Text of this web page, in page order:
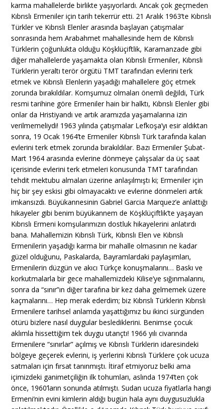
karma mahallelerde birlikte yaşıyorlardı. Ancak çok geçmeden
Kıbrıslı Ermeniler için tarih tekerrür etti. 21 Aralık 1963’te Kıbrıslı
Türkler ve Kıbrıslı Elenler arasında başlayan çatışmalar
sonrasında hem Arabahmet mahallesinde hem de Kıbrıslı
Türklerin çoğunlukta olduğu Köşklüçiftlik, Karamanzade gibi
diğer mahallelerde yaşamakta olan Kıbrıslı Ermeniler, Kıbrıslı
Türklerin yeraltı terör örgütü TMT tarafından evlerini terk
etmek ve Kıbrıslı Elenlerin yaşadığı mahallelere göç etmek
zorunda bırakıldılar. Komşumuz olmaları önemli değildi, Türk
resmi tarihine göre Ermeniler hain bir halktı, Kıbrıslı Elenler gibi
onlar da Hristiyandı ve artık aramızda yaşamalarına izin
verilmemeliydi! 1963 yılında çatışmalar Lefkoşa’yı esir aldıktan
sonra, 19 Ocak 1964’te Ermeniler Kıbrıslı Türk tarafında kalan
evlerini terk etmek zorunda bırakıldılar. Bazı Ermeniler Şubat-
Mart 1964 arasında evlerine dönmeye çalışsalar da üç saat
içerisinde evlerini terk etmeleri konusunda TMT tarafından
tehdit mektubu almaları üzerine anlaşılmıştı ki; Ermeniler için
hiç bir şey eskisi gibi olmayacaktı ve evlerine dönmeleri artık
imkansızdı. Büyükannesinin Gabriel Garcia Marquez’e anlattığı
hikayeler gibi benim büyükannem de Köşklüçiftlik’te yaşayan
Kıbrıslı Ermeni komşularımızın dostluk hikayelerini anlatırdı
bana. Mahallemizin Kıbrıslı Türk, Kıbrıslı Elen ve Kıbrıslı
Ermenilerin yaşadığı karma bir mahalle olmasının ne kadar
güzel olduğunu, Paskalarda, Bayramlardaki paylaşımları,
Ermenilerin düzgün ve akıcı Türkçe konuşmalarını… Baskı ve
korkutmalarla bir gece mahallemizdeki Kilise’ye sığınmalarını,
sonra da “sınır”ın diğer tarafına bir kez daha gelmemek üzere
kaçmalarını… Hep merak ederdim; biz Kıbrıslı Türklerin Kıbrıslı
Ermenilere tarihsel anlamda yaşattığımız bu ikinci sürgünden
ötürü bizlere nasıl duygular beslediklerini. Benimse çocuk
aklımla hissettiğim tek duygu utançtı! 1966 yılı civarında
Ermenilere “sınırlar” açılmış ve Kıbrıslı Türklerin idaresindeki
bölgeye geçerek evlerini, iş yerlerini Kıbrıslı Türklere çok ucuza
satmaları için fırsat tanınmıştı. İtiraf etmiyoruz belki ama
içimizdeki ganimetçiliğin ilk tohumları, aslında 1974’ten çok
önce, 1960’ların sonunda atılmıştı. Sudan ucuza fiyatlarla hangi
Ermeni’nin evini kimlerin aldığı bugün hala aynı duygusuzlukla